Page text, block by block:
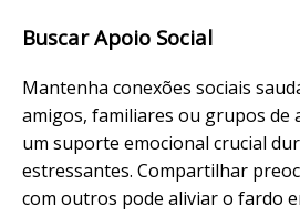
Buscar Apoio Social
Mantenha conexões sociais
amigos, familiares ou grupos de
um suporte emocional crucial
estressantes. Compartilhar
com outros pode aliviar o fardo